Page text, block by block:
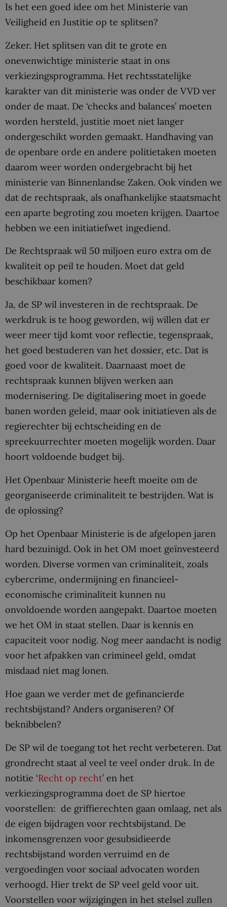
Is het een goed idee om het Ministerie van
Veiligheid en Justitie op te splitsen?
Zeker. Het splitsen van dit te grote en
onevenwichtige ministerie staat in ons
verkiezingsprogramma. Het rechtsstatelijke
karakter van dit ministerie was onder de VVD ver
onder de maat. De ‘checks and balances’ moeten
worden hersteld, justitie moet niet langer
ondergeschikt worden gemaakt. Handhaving van
de openbare orde en andere politietaken moeten
daarom weer worden ondergebracht bij het
ministerie van Binnenlandse Zaken. Ook vinden we
dat de rechtspraak, als onafhankelijke staatsmacht
een aparte begroting zou moeten krijgen. Daartoe
hebben we een initiatiefwet ingediend.
De Rechtspraak wil 50 miljoen euro extra om de
kwaliteit op peil te houden. Moet dat geld
beschikbaar komen?
Ja, de SP wil investeren in de rechtspraak. De
werkdruk is te hoog geworden, wij willen dat er
weer meer tijd komt voor reflectie, tegenspraak,
het goed bestuderen van het dossier, etc. Dat is
goed voor de kwaliteit. Daarnaast moet de
rechtspraak kunnen blijven werken aan
modernisering. De digitalisering moet in goede
banen worden geleid, maar ook initiatieven als de
regierechter bij echtscheiding en de
spreekuurrechter moeten mogelijk worden. Daar
hoort voldoende budget bij.
Het Openbaar Ministerie heeft moeite om de
georganiseerde criminaliteit te bestrijden. Wat is
de oplossing?
Op het Openbaar Ministerie is de afgelopen jaren
hard bezuinigd. Ook in het OM moet geïnvesteerd
worden. Diverse vormen van criminaliteit, zoals
cybercrime, ondermijning en financieel-
economische criminaliteit kunnen nu
onvoldoende worden aangepakt. Daartoe moeten
we het OM in staat stellen. Daar is kennis en
capaciteit voor nodig. Nog meer aandacht is nodig
voor het afpakken van crimineel geld, omdat
misdaad niet mag lonen.
Hoe gaan we verder met de gefinancierde
rechtsbijstand? Anders organiseren? Of
beknibbelen?
De SP wil de toegang tot het recht verbeteren. Dat
grondrecht staat al veel te veel onder druk. In de
notitie ‘Recht op recht’ en het
verkiezingsprogramma doet de SP hiertoe
voorstellen: de griffierechten gaan omlaag, net als
de eigen bijdragen voor rechtsbijstand. De
inkomensgrenzen voor gesubsidieerde
rechtsbijstand worden verruimd en de
vergoedingen voor sociaal advocaten worden
verhoogd. Hier trekt de SP veel geld voor uit.
Voorstellen voor wijzigingen in het stelsel zullen